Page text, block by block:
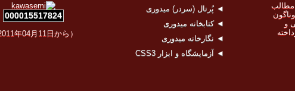
000015517824
（2011年04月11日から）
◄ پُرتال (سردر) میدوری
◄ کتابخانه میدوری
◄ نگارخانه میدوری
◄ آزمایشگاه و ابزار CSS3
مطالب
و